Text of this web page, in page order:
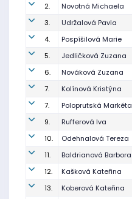
2.
Novotná Michaela
3.
Udržalová Pavla
4.
Pospíšilová Marie
5.
Jedličková Zuzana
6.
Nováková Zuzana
7.
Kolínová Kristýna
7.
Poloprutská Markéta
9.
Rufferová Iva
10.
Odehnalová Tereza
11.
Baldrianová Barbora
12.
Kašková Kateřina
13.
Koberová Kateřina